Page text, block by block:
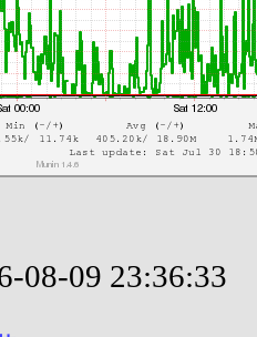
08-09 23:36:33